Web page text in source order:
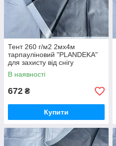
Тент 260 г/м2 2мх4м
тарпауліновий "PLANDEKA"
для захисту від снігу
В наявності
672 ₴
Купити